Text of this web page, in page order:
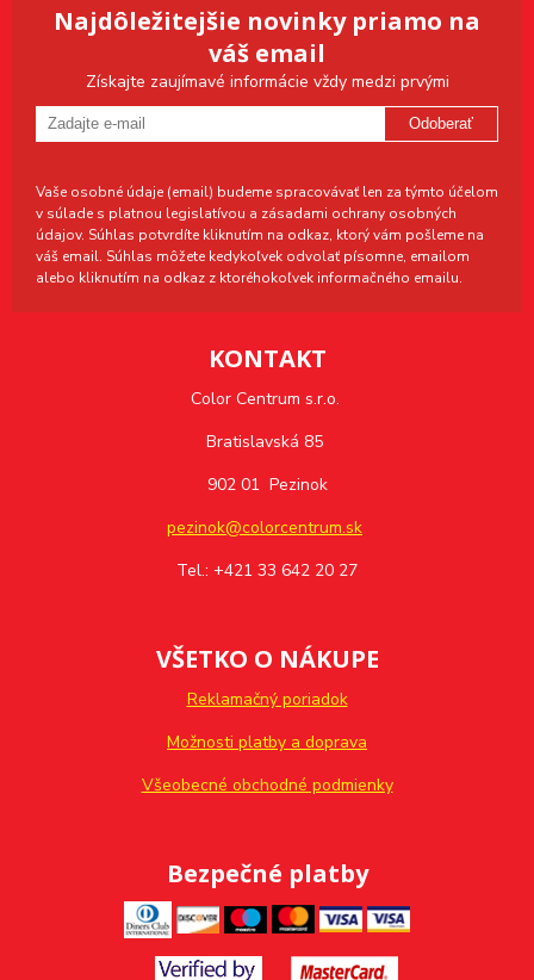
Najdôležitejšie novinky priamo na
váš email
Získajte zaujímavé informácie vždy medzi prvými
Odoberať
Vaše osobné údaje (email) budeme spracovávať len za týmto účelom
v súlade s platnou legislatívou a zásadami ochrany osobných
údajov. Súhlas potvrdíte kliknutím na odkaz, ktorý vám pošleme na
váš email. Súhlas môžete kedykoľvek odvolať písomne, emailom
alebo kliknutím na odkaz z ktoréhokoľvek informačného emailu.
KONTAKT
Color Centrum s.r.o.
Bratislavská 85
902 01 Pezinok
pezinok@colorcentrum.sk
Tel.: +421 33 642 20 27
VŠETKO O NÁKUPE
Reklamačný poriadok
Možnosti platby a doprava
Všeobecné obchodné podmienky
Bezpečné platby